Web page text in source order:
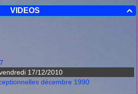

VIDEOS
17/12/2010
décembre 1990